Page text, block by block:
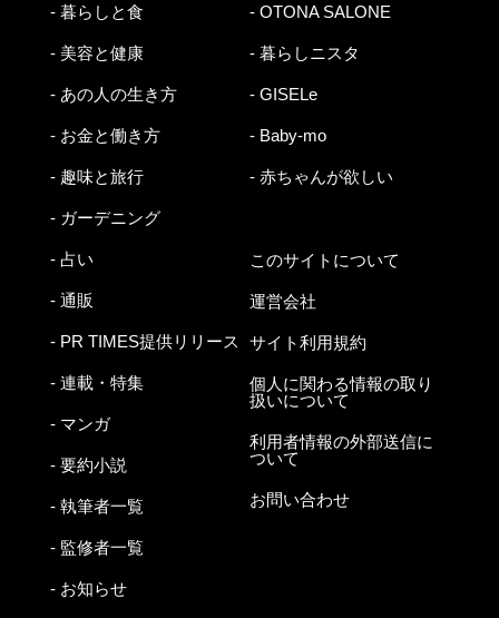
- 暮らしと食
- 美容と健康
- あの人の生き方
- お金と働き方
- 趣味と旅行
- ガーデニング
- 占い
- 通販
- PR TIMES提供リリース
- 連載・特集
- マンガ
- 要約小説
- 執筆者一覧
- 監修者一覧
- お知らせ
- OTONA SALONE
- 暮らしニスタ
- GISELe
- Baby-mo
- 赤ちゃんが欲しい
このサイトについて
運営会社
サイト利用規約
個人に関わる情報の取り
扱いについて
利用者情報の外部送信に
ついて
お問い合わせ